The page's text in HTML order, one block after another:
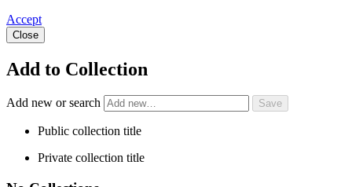
Accept
Close
Add to Collection
Add new or search
Public collection title
Private collection title